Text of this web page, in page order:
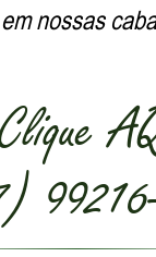
nossas